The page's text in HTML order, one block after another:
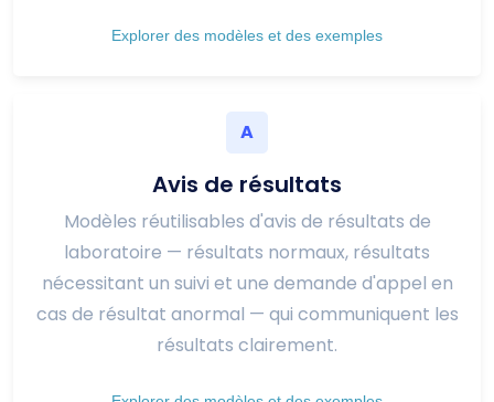
Explorer des modèles et des exemples
A
Avis de résultats
Modèles réutilisables d'avis de résultats de
laboratoire — résultats normaux, résultats
nécessitant un suivi et une demande d'appel en
cas de résultat anormal — qui communiquent les
résultats clairement.